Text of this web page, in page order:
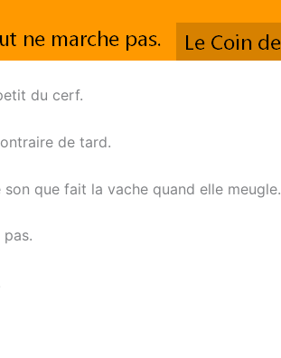
du cerf.
de tard.
que fait la vache quand elle meugle.